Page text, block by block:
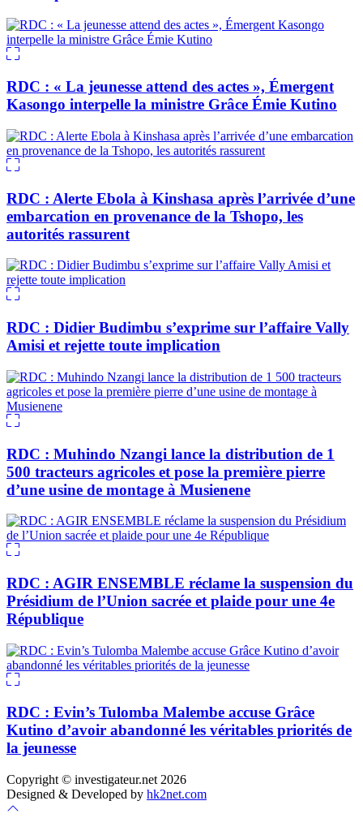
RDC : « La jeunesse attend des actes », Émergent
Kasongo interpelle la ministre Grâce Émie Kutino
RDC : Alerte Ebola à Kinshasa après l’arrivée d’une
embarcation en provenance de la Tshopo, les
autorités rassurent
RDC : Didier Budimbu s’exprime sur l’affaire Vally
Amisi et rejette toute implication
RDC : Muhindo Nzangi lance la distribution de 1
500 tracteurs agricoles et pose la première pierre
d’une usine de montage à Musienene
RDC : AGIR ENSEMBLE réclame la suspension du
Présidium de l’Union sacrée et plaide pour une 4e
République
RDC : Evin’s Tulomba Malembe accuse Grâce
Kutino d’avoir abandonné les véritables priorités de
la jeunesse
Copyright © investigateur.net 2026
Designed & Developed by hk2net.com
Scroll